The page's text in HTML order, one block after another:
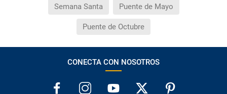
Semana Santa Puente de Mayo
Puente de Octubre
CONECTA CON NOSOTROS